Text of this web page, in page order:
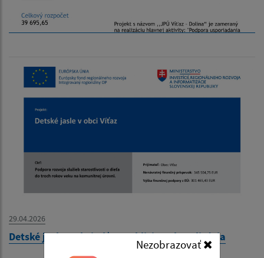
Nezobrazovať
29.04.2026
Detské jasle v obci Víťaz-publicita-aktualizácia